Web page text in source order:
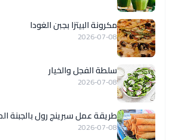
مكرونة البيتزا بجبن الغودا
2026-07-08
سلطة الفجل والخيار
2026-07-08
طريقة عمل سبرينج رول
2026-07-08